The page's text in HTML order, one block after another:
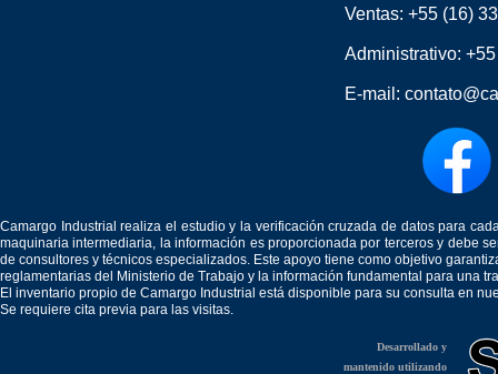
Ventas: +55 (16)
Administrativo:
E-mail:
Camargo Industrial realiza el estudio y la verificación cruzada de datos para
maquinaria intermediaria, la información es proporcionada por terceros y debe
de consultores y técnicos especializados. Este apoyo tiene como objetivo
reglamentarias del Ministerio de Trabajo y la información fundamental para una
El inventario propio de Camargo Industrial está disponible para su consulta en
Se requiere cita previa para las visitas.
Desarrollado y
mantenido utilizando